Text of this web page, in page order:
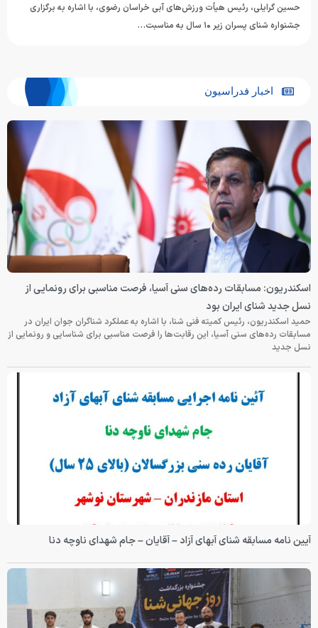
حسین گرایلی، رئیس هیأت ورزش‌های آبی خراسان رضوی، با اشاره به برگزاری
جشنواره شنای پسران زیر ۱۰ سال به مناسبت…
اخبار فدراسیون
اسکندریون: مسابقات رده‌های سنی آسیا، فرصت مناسبی برای رونمایی از
نسل جدید شنای ایران بود
حمید اسکندریون، رئیس کمیته فنی شنا، با اشاره به عملکرد شناگران جوان ایران در
مسابقات رده‌های سنی آسیا، این رقابت‌ها را فرصت مناسبی برای شناسایی و رونمایی از
نسل جدید
آیین نامه مسابقه شنای آبهای آزاد – آقایان – جام شهدای ناوچه دنا